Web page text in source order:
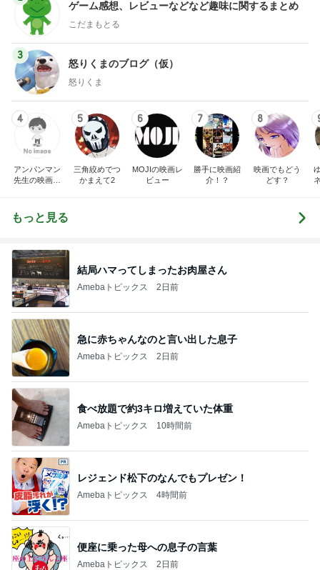
ゲーム感想、レビューなどなど趣味に関するまとめ
こだまもとる
3
怒りくまのブログ（仮）
怒りくま
4
アンパンマン
先生の映画講
5
三角絞めでつ
かまえて2
6
MOJIの映画レ
ビュー
7
勝手に映画紹
介！？
8
映画でもどう
どす？
もっと見る
結局ハマってしまったお肉屋さん
Amebaトピックス 2日前
急に赤ちゃんなのと言い出した息子
Amebaトピックス 2日前
食べ放題で約3キロ増えていた体重
Amebaトピックス 10時間前
レジェンド松下のなんでもプレゼン！
Amebaトピックス 4時間前
便座に乗った母への息子の言葉
Amebaトピックス 2日前